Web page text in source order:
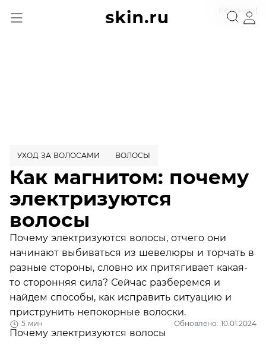
Реклама
5 мин Обновлено: 10.01.2024
УХОД ЗА ВОЛОСАМИ ВОЛОСЫ
Как магнитом: почему
электризуются
волосы
Почему электризуются волосы, отчего они
начинают выбиваться из шевелюры и торчать в
разные стороны, словно их притягивает какая-
то сторонняя сила? Сейчас разберемся и
найдем способы, как исправить ситуацию и
приструнить непокорные волоски.